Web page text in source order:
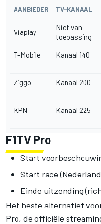
AANBIEDER TV-KANAAL
Viaplay
Niet van
toepassing
T-Mobile Kanaal 140
Ziggo Kanaal 200
KPN Kanaal 225
F1TV Pro
Start
Start race
Einde uitzending
Het beste alternatief
Pro, de officiële